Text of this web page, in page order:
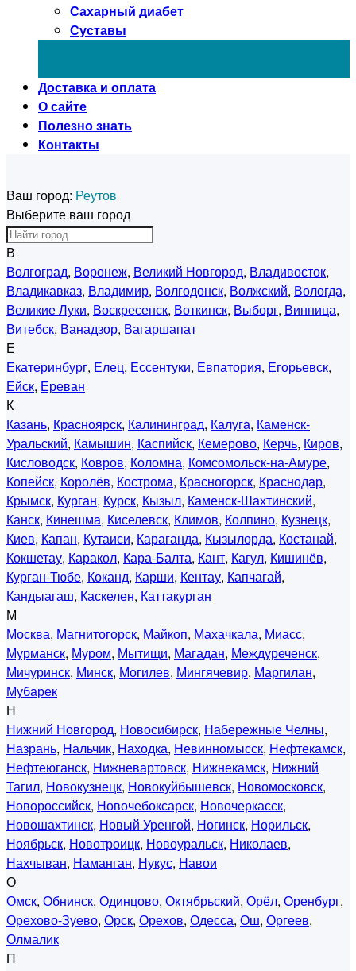
Сахарный диабет
Суставы
Доставка и оплата
О сайте
Полезно знать
Контакты
Ваш город: Реутов
Выберите ваш город
В
Волгоград, Воронеж, Великий Новгород, Владивосток,
Владикавказ, Владимир, Волгодонск, Волжский, Вологда,
Великие Луки, Воскресенск, Воткинск, Выборг, Винница,
Витебск, Ванадзор, Вагаршапат
Е
Екатеринбург, Елец, Ессентуки, Евпатория, Егорьевск,
Ейск, Ереван
К
Казань, Красноярск, Калининград, Калуга, Каменск-
Уральский, Камышин, Каспийск, Кемерово, Керчь, Киров,
Кисловодск, Ковров, Коломна, Комсомольск-на-Амуре,
Копейск, Королёв, Кострома, Красногорск, Краснодар,
Крымск, Курган, Курск, Кызыл, Каменск-Шахтинский,
Канск, Кинешма, Киселевск, Климов, Колпино, Кузнецк,
Киев, Капан, Кутаиси, Караганда, Кызылорда, Костанай,
Кокшетау, Каракол, Кара-Балта, Кант, Кагул, Кишинёв,
Курган-Тюбе, Коканд, Карши, Кентау, Капчагай,
Кандыагаш, Каскелен, Каттакурган
М
Москва, Магнитогорск, Майкоп, Махачкала, Миасс,
Мурманск, Муром, Мытищи, Магадан, Междуреченск,
Мичуринск, Минск, Могилев, Мингячевир, Маргилан,
Мубарек
Н
Нижний Новгород, Новосибирск, Набережные Челны,
Назрань, Нальчик, Находка, Невинномысск, Нефтекамск,
Нефтеюганск, Нижневартовск, Нижнекамск, Нижний
Тагил, Новокузнецк, Новокуйбышевск, Новомосковск,
Новороссийск, Новочебоксарск, Новочеркасск,
Новошахтинск, Новый Уренгой, Ногинск, Норильск,
Ноябрьск, Новотроицк, Новоуральск, Николаев,
Нахчыван, Наманган, Нукус, Навои
О
Омск, Обнинск, Одинцово, Октябрьский, Орёл, Оренбург,
Орехово-Зуево, Орск, Орехов, Одесса, Ош, Оргеев,
Олмалик
П